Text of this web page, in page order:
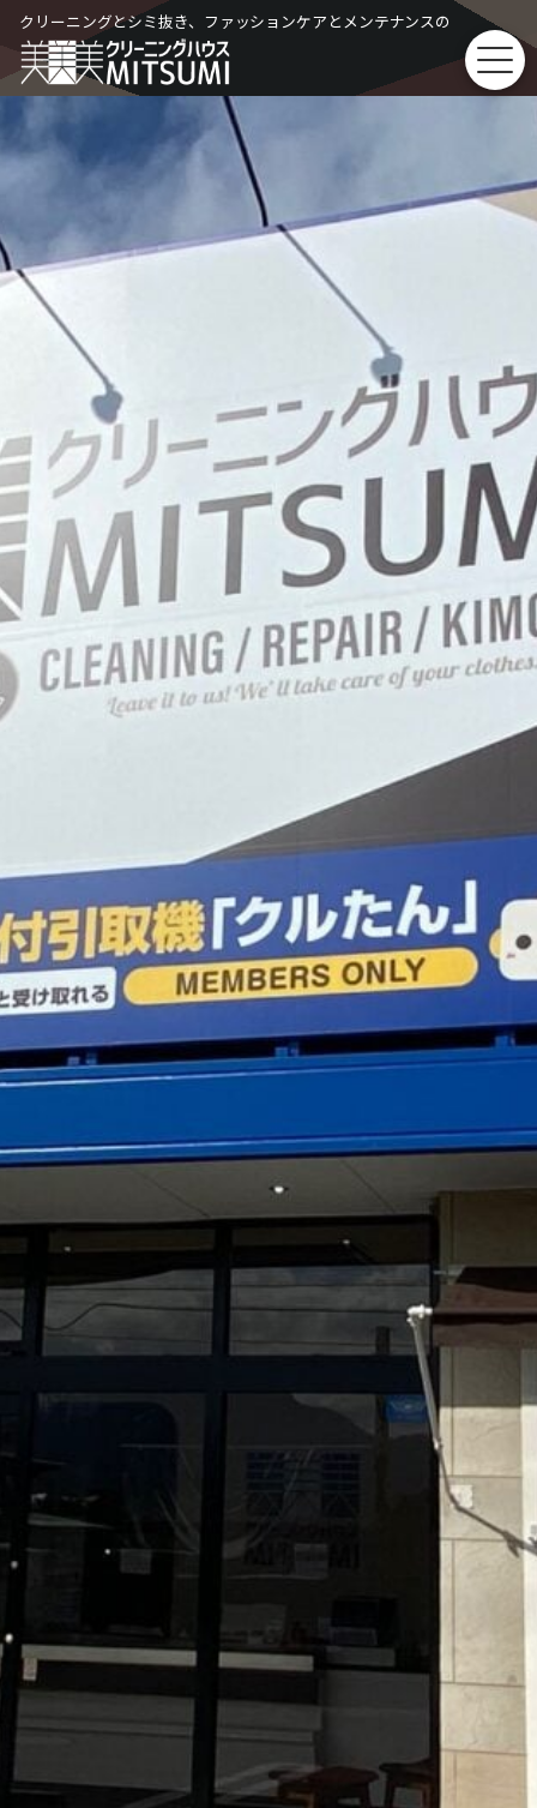
Skip
to
content
クリーニングとシミ抜き、ファッションケアとメンテナンスの